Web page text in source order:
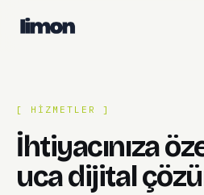
[ HIZMETLER ]
İhtiyacınıza
uca dijital